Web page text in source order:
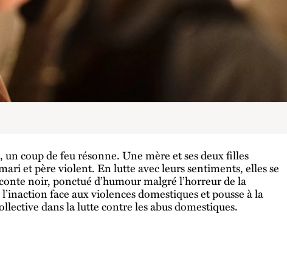
coup de feu résonne. Une mère et ses deux filles
et père violent. En lutte avec leurs sentiments, elles se
noir, ponctué d’humour malgré l’horreur de la
face aux violences domestiques et pousse à la
dans la lutte contre les abus domestiques.